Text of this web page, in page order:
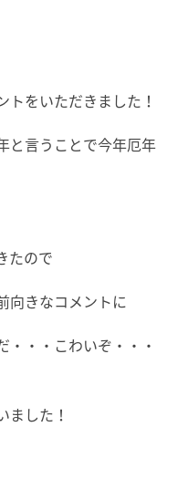
トをいただきました！
と言うことで今年厄年
たので
向きなコメントに
・・・こわいぞ・・・
ました！